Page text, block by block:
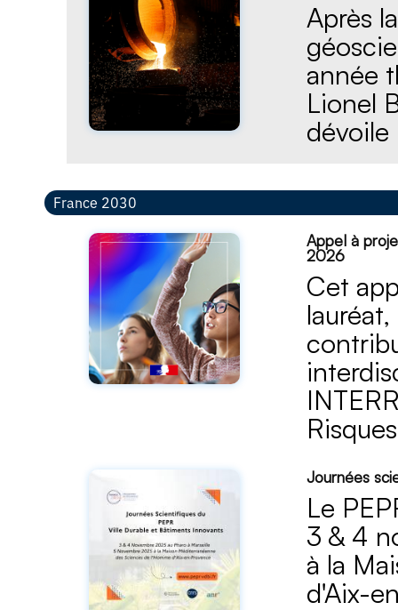
Après
année
Lionel
France 2030
Appel à
2026
Cet
Journées
Le
3 & 4
à la
d'Aix-